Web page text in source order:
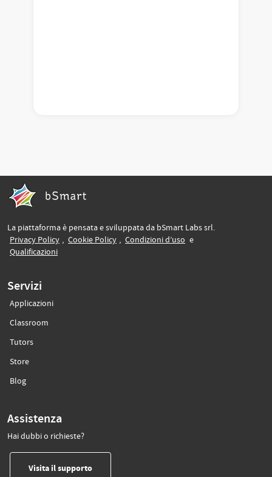
La piattaforma è pensata e sviluppata da bSmart Labs srl.
Privacy Policy(si apre in un’altra scheda)
, Cookie Policy(si apre in un’altra scheda)
, Condizioni d’uso (si apre in un’altra
e
Qualificazioni(si apre in un’altra scheda)
Servizi
Applicazioni
Classroom
Tutors(si apre in un’altra scheda)
Store(si apre in un’altra scheda)
Blog(si apre in un’altra scheda)
Assistenza
Hai dubbi o richieste?
Visita il supporto(si apre in un’altra scheda)